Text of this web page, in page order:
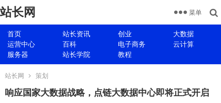
站长网
首页 站长资讯 创业
大数据
运营中心
百科 电子商务
云计算
服务器
站长学院 教程
菜单
站长网 策划
响应国家大数据战略，点链大数据中心即将正式开启